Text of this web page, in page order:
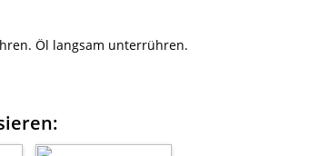
Öl langsam unterrühren.